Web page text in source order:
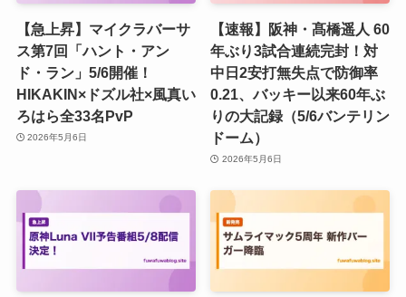
【急上昇】マイクラバーサ
ス第7回「ハント・アン
ド・ラン」5/6開催！
HIKAKIN×ドズル社×風真い
ろはら全33名PvP
2026年5月6日
【速報】阪神・髙橋遥人 60
年ぶり3試合連続完封！対
中日2安打無失点で防御率
0.21、バッキー以来60年ぶ
りの大記録（5/6バンテリン
ドーム）
2026年5月6日